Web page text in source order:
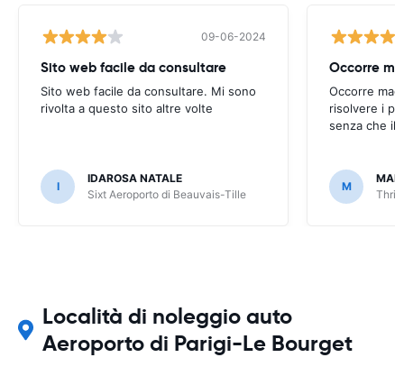
09-06-2024
Sito web facile da consultare
Sito web facile da consultare. Mi sono
rivolta a questo sito altre volte
I
IDAROSA NATALE
Sixt Aeroporto di Beauvais-Tille
Occorre
risolvere i
senza che il
M
Località di noleggio auto
Aeroporto di Parigi-Le Bourget